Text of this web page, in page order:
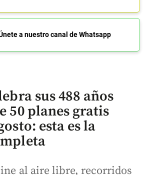
a nuestro canal de Whatsapp
sus 488 años
50 planes gratis
esta es la
al aire libre, recorridos